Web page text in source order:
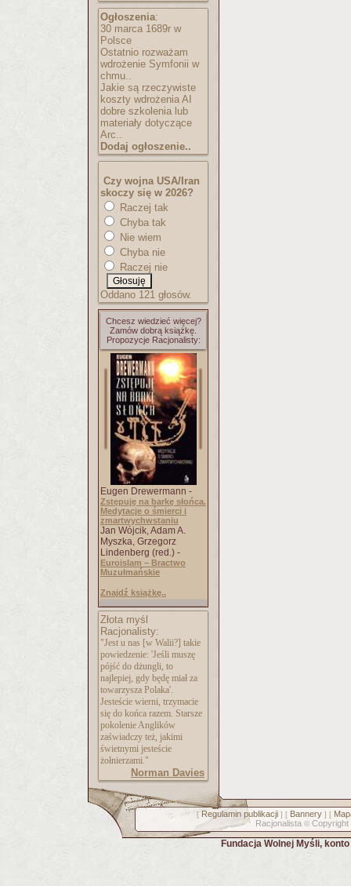
Ogłoszenia:
30 marca 1689r w
Polsce
Ostatnio rozważam
wdrożenie Symfonii w
chmu..
Jakie są rzeczywiste
koszty wdrożenia AI
dobre szkolenia lub
materiały dotyczące
Arc..
Dodaj ogłoszenie..
Czy wojna USA/Iran
skoczy się w 2026?
Raczej tak
Chyba tak
Nie wiem
Chyba nie
Raczej nie
Oddano 121 głosów.
Chcesz wiedzieć więcej?
Zamów dobrą książkę.
Propozycje Racjonalisty:
Eugen Drewermann -
Zstępuję na barkę słońca.
Medytacje o śmierci i
zmartwychwstaniu
Jan Wójcik, Adam A.
Myszka, Grzegorz
Lindenberg (red.) -
Euroislam – Bractwo
Muzułmańskie
Znajdź książkę..
Złota myśl
Racjonalisty:
"Jest u nas [w Walii?] takie
powiedzenie: 'Jeśli muszę
pójść do dżungli, to
najlepiej, gdy będę miał za
towarzysza Polaka'.
Jesteście wierni, trzymacie
się do końca razem. Starsze
pokolenie Anglików
zaświadczy też, jakimi
świetnymi jesteście
żołnierzami."
Norman Davies
[ Regulamin publikacji] [ Bannery] [
Racjonalista © Copyright
Fundacja Wolnej Myśli,